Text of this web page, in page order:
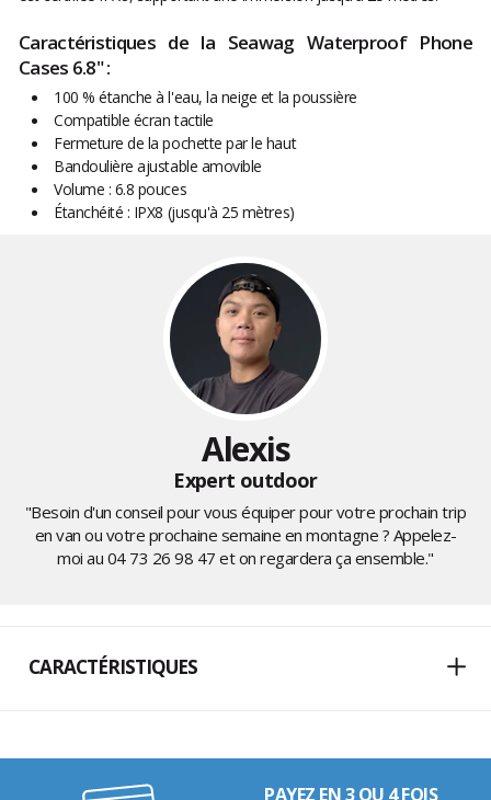
Caractéristiques de la Seawag Waterproof Phone
Cases 6.8" :
100 % étanche à l'eau, la neige et la poussière
Compatible écran tactile
Fermeture de la pochette par le haut
Bandoulière ajustable amovible
Volume : 6.8 pouces
Étanchéité : IPX8 (jusqu'à 25 mètres)
Alexis
Expert outdoor
"Besoin d'un conseil pour vous équiper pour votre prochain trip
en van ou votre prochaine semaine en montagne ? Appelez-
moi au 04 73 26 98 47 et on regardera ça ensemble."
CARACTÉRISTIQUES
PAYEZ EN 3 OU 4 FOIS